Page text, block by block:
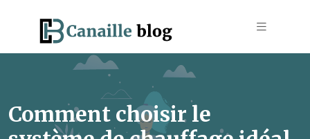
Comment choisir le